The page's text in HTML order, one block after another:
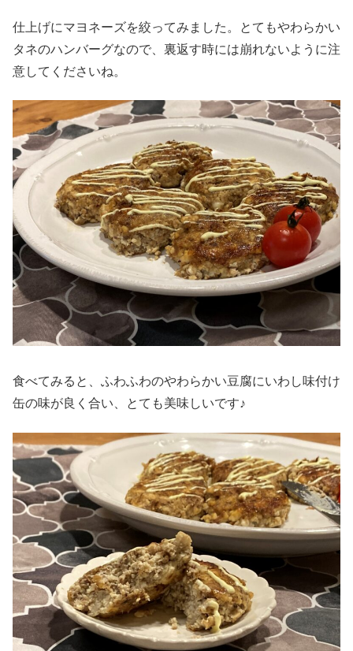
仕上げにマヨネーズを絞ってみました。とてもやわらかい
タネのハンバーグなので、裏返す時には崩れないように注
意してくださいね。
食べてみると、ふわふわのやわらかい豆腐にいわし味付け
缶の味が良く合い、とても美味しいです♪